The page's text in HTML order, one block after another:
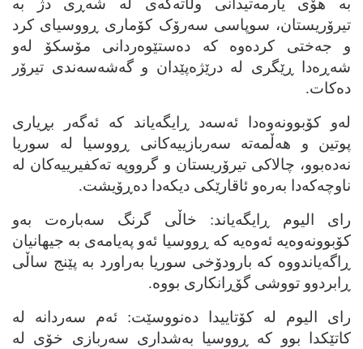
به‌ هۆی یارمه‌تیدانی وڵاته‌که‌ی له‌ شه‌ڕی دژ به‌
تیرۆریستان، سوپاسی سه‌رۆک کۆماری ڕووسیای کرد
و جه‌ختی کرده‌وه‌ که‌ ده‌ستێوه‌ردانی مۆسکۆ له‌و
شه‌ڕه‌دا ڕێگری له‌ درێژه‌پێدان و گه‌شه‌سه‌ندی تیرۆر
ده‌کات.
له‌و کۆبوونه‌وه‌دا ئه‌سه‌د ڕایگه‌یاند که‌ ئه‌گه‌ر بڕیاری
پوتین و هه‌ڵمه‌ته‌ سه‌ربازییه‌کانی ڕووسیا له‌ سوریا
نه‌ده‌بوو، چالاکی تیرۆریستان و گرووپه‌ ته‌کفیرییه‌کان له‌
ناوچه‌که‌دا به‌ره‌و ئاقارێکی دیکه‌دا ده‌ڕۆیشت.
رای الیوم ڕایگه‌یاند: خاڵی گرنگ سه‌باره‌ت به‌و
کۆبوونه‌وه‌یه‌ ئه‌وه‌یه‌ که‌ ڕووسیا ئه‌و په‌یامه‌ی به‌ جیهانیان
ڕاگه‌یاندووه‌ که‌ بارودۆخی سوریا به‌راورد به‌ پێنج ساڵی
ڕابردوو تووشی گۆڕانکاری بووه‌.
رای الیوم له‌ کۆتاییدا ده‌نووسێت: ئه‌م سه‌ردانه‌ له‌
کاتێکدا بوو که‌ ڕووسیا به‌شداری سه‌ربازی خۆی له‌